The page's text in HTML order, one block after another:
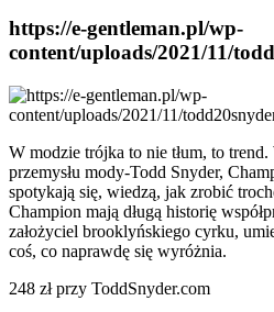
https://e-gentleman.pl/wp-
content/uploads/2021/11/
W modzie trójka to nie tłum, to
przemysłu mody-Todd Snyder,
spotykają się, wiedzą, jak zrobić
Champion mają długą historię
założyciel brooklyńskiego cyrku,
coś, co naprawdę się wyróżnia.
248 zł przy ToddSnyder.com